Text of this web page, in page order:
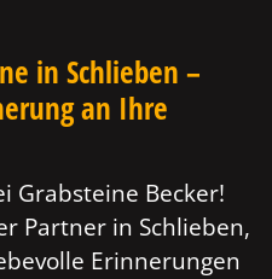
in Schlieben –
an Ihre
Grabsteine Becker!
Partner in Schlieben,
Erinnerungen